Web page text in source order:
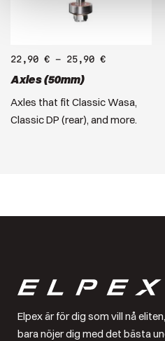
22,90 € – 25,90 €
Axles (50mm)
Axles that fit Classic Wasa,
Classic DP (rear), and more.
Elpex är för dig som vill nå
bara nöjer dig med det bästa